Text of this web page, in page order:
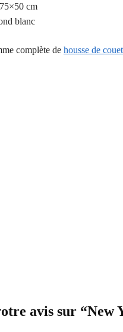
cm
blanc
complète de housse de
avis sur “New